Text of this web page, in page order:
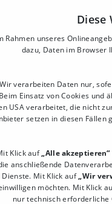
die
beim
Diese
Rahmen unseres
dazu, Daten im Browser
Wir verarbeiten Daten nur,
Beim Einsatz von Cookies und
USA verarbeitet, die nicht
setzen in diesen Fällen
Klick auf „Alle akzeptieren“
anschließende
Dienste. Mit Klick auf „Wir
möchten. Mit Klick
nur technisch erforderliche